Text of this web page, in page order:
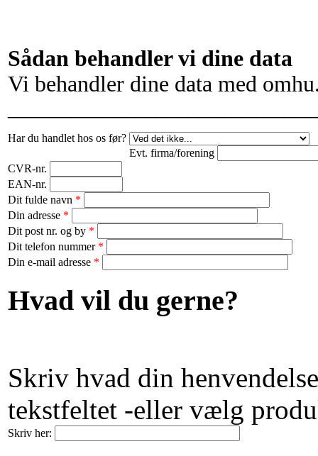
Sådan behandler vi dine data
Vi behandler dine data med
Har du handlet hos os før?
Evt. firma/forening
CVR-nr.
EAN-nr.
Dit fulde navn *
Din adresse *
Dit post nr. og by *
Dit telefon nummer*
Din e-mail adresse *
Hvad vil du gerne?
Skriv hvad din
tekstfeltet -eller vælg
Skriv her: